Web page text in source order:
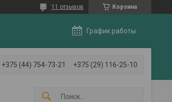
Корзина
11 отзывов
График работы
+375 (44) 754-73-21 +375 (29) 116-25-10